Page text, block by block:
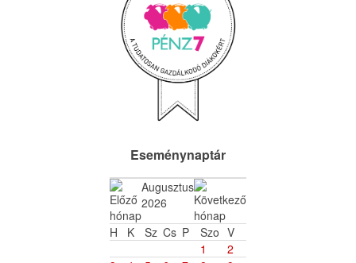
Eseménynaptár
Augusztus
2026
H
K Sz Cs P Szo V
1
2